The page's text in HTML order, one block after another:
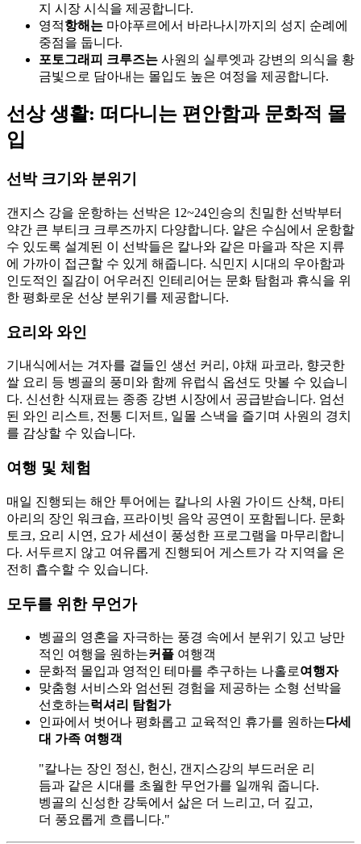
지 시장 시식을 제공합니다.
영적항해는 마야푸르에서 바라나시까지의 성지 순례에
중점을 둡니다.
포토그래피 크루즈는 사원의 실루엣과 강변의 의식을 황
금빛으로 담아내는 몰입도 높은 여정을 제공합니다.
선상 생활: 떠다니는 편안함과 문화적 몰
입
선박 크기와 분위기
갠지스 강을 운항하는 선박은 12~24인승의 친밀한 선박부터
약간 큰 부티크 크루즈까지 다양합니다. 얕은 수심에서 운항할
수 있도록 설계된 이 선박들은 칼나와 같은 마을과 작은 지류
에 가까이 접근할 수 있게 해줍니다. 식민지 시대의 우아함과
인도적인 질감이 어우러진 인테리어는 문화 탐험과 휴식을 위
한 평화로운 선상 분위기를 제공합니다.
요리와 와인
기내식에서는 겨자를 곁들인 생선 커리, 야채 파코라, 향긋한
쌀 요리 등 벵골의 풍미와 함께 유럽식 옵션도 맛볼 수 있습니
다. 신선한 식재료는 종종 강변 시장에서 공급받습니다. 엄선
된 와인 리스트, 전통 디저트, 일몰 스낵을 즐기며 사원의 경치
를 감상할 수 있습니다.
여행 및 체험
매일 진행되는 해안 투어에는 칼나의 사원 가이드 산책, 마티
아리의 장인 워크숍, 프라이빗 음악 공연이 포함됩니다. 문화
토크, 요리 시연, 요가 세션이 풍성한 프로그램을 마무리합니
다. 서두르지 않고 여유롭게 진행되어 게스트가 각 지역을 온
전히 흡수할 수 있습니다.
모두를 위한 무언가
벵골의 영혼을 자극하는 풍경 속에서 분위기 있고 낭만
적인 여행을 원하는커플 여행객
문화적 몰입과 영적인 테마를 추구하는 나홀로여행자
맞춤형 서비스와 엄선된 경험을 제공하는 소형 선박을
선호하는럭셔리 탐험가
인파에서 벗어나 평화롭고 교육적인 휴가를 원하는다세
대 가족 여행객
"칼나는 장인 정신, 헌신, 갠지스강의 부드러운 리
듬과 같은 시대를 초월한 무언가를 일깨워 줍니다.
벵골의 신성한 강둑에서 삶은 더 느리고, 더 깊고,
더 풍요롭게 흐릅니다."